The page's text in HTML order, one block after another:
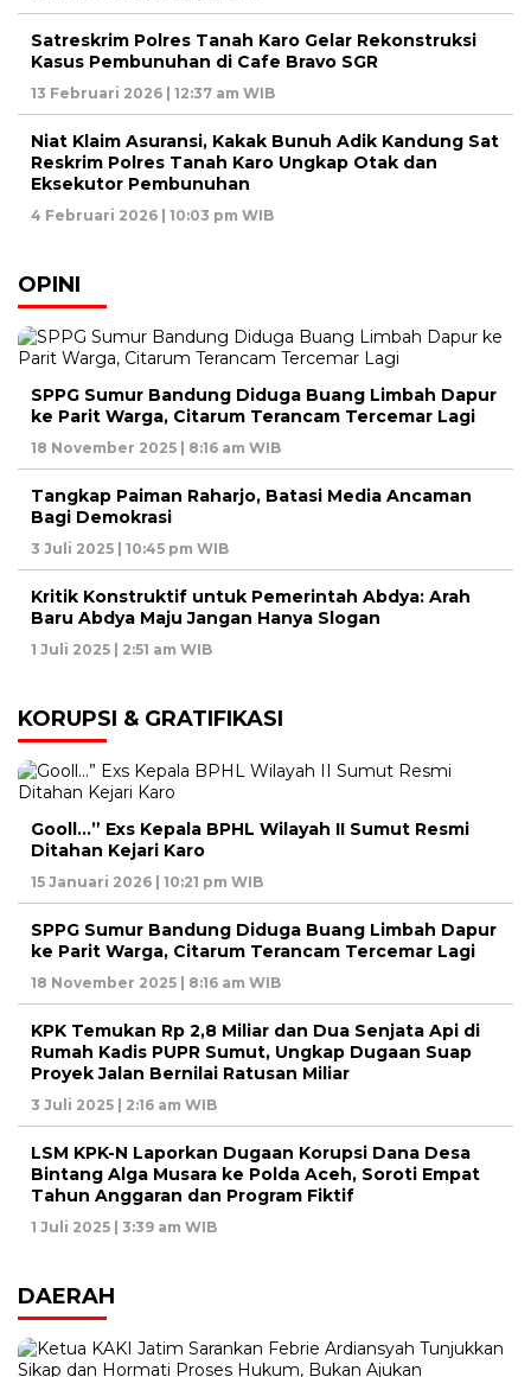
Satreskrim Polres Tanah Karo Gelar Rekonstruksi
Kasus Pembunuhan di Cafe Bravo SGR
13 Februari 2026 | 12:37 am WIB
Niat Klaim Asuransi, Kakak Bunuh Adik Kandung Sat
Reskrim Polres Tanah Karo Ungkap Otak dan
Eksekutor Pembunuhan
4 Februari 2026 | 10:03 pm WIB
OPINI
SPPG Sumur Bandung Diduga Buang Limbah Dapur
ke Parit Warga, Citarum Terancam Tercemar Lagi
18 November 2025 | 8:16 am WIB
Tangkap Paiman Raharjo, Batasi Media Ancaman
Bagi Demokrasi
3 Juli 2025 | 10:45 pm WIB
Kritik Konstruktif untuk Pemerintah Abdya: Arah
Baru Abdya Maju Jangan Hanya Slogan
1 Juli 2025 | 2:51 am WIB
KORUPSI & GRATIFIKASI
Gooll…” Exs Kepala BPHL Wilayah II Sumut Resmi
Ditahan Kejari Karo
15 Januari 2026 | 10:21 pm WIB
SPPG Sumur Bandung Diduga Buang Limbah Dapur
ke Parit Warga, Citarum Terancam Tercemar Lagi
18 November 2025 | 8:16 am WIB
KPK Temukan Rp 2,8 Miliar dan Dua Senjata Api di
Rumah Kadis PUPR Sumut, Ungkap Dugaan Suap
Proyek Jalan Bernilai Ratusan Miliar
3 Juli 2025 | 2:16 am WIB
LSM KPK-N Laporkan Dugaan Korupsi Dana Desa
Bintang Alga Musara ke Polda Aceh, Soroti Empat
Tahun Anggaran dan Program Fiktif
1 Juli 2025 | 3:39 am WIB
DAERAH